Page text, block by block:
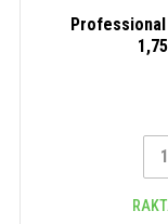
Professional